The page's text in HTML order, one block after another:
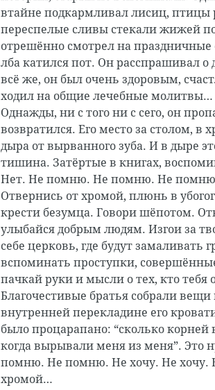
втайне подкармливал лисиц, птицы
переспелые сливы стекали жижей
отрешённо смотрел на праздничные
лба катился пот. Он расспрашивал
всё же, он был очень здоровым,
ходил на общие лечебные молитвы…
Однажды, ни с того ни с сего, он
возвратился. Его место за столом, в
дыра от вырванного зуба. И в дыре
тишина. Затёртые в книгах,
Нет. Не помню. Не помню. Не помню.
Отвернись от хромой, плюнь в
крести безумца. Говори шёпотом.
улыбайся добрым людям. Изгои за
себе церковь, где будут замаливать
вспоминать проступки,
пачкай руки и мысли о тех, кто тебя
Благочестивые братья собрали
внутренней перекладине его
было процарапано: “сколько корней
когда вырывали меня из меня”. Это
помню. Не помню. Не хочу. Не хочу.
хромой…